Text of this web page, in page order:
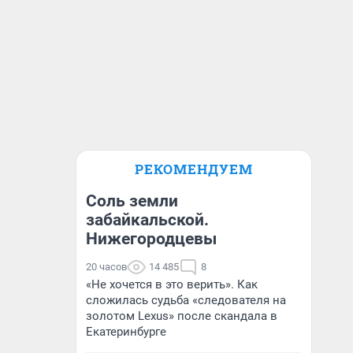
РЕКОМЕНДУЕМ
Соль земли
забайкальской.
Нижегородцевы
20 часов 14 485 8
«Не хочется в это верить». Как
сложилась судьба «следователя на
золотом Lexus» после скандала в
Екатеринбурге